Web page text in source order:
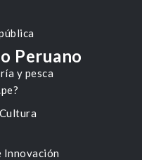
y pesca
Innovación
Peruano